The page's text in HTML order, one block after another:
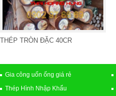
THÉP TRÒN ĐẶC 40CR
Gia công uốn ống giá rẻ
Thép Hình Nhập Khẩu